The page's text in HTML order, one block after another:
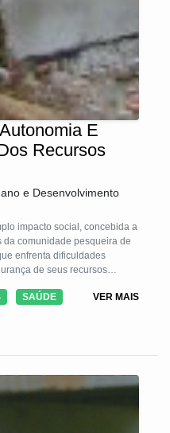
E
Recursos
e Desenvolvimento
impacto social, concebida a
comunidade pesqueira de
enfrenta dificuldades
de seus recursos
de baixo custo (cisternas
básico e segurança
SAÚDE VER MAIS